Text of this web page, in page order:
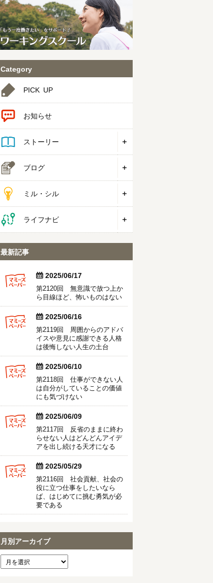
Category
PICK UP
お知らせ
ストーリー
ブログ
ミル・シル
ライフナビ
最新記事
  2025/06/17
第2120回 無意識で放つ上か
ら目線ほど、怖いものはない
  2025/06/16
第2119回 周囲からのアドバ
イスや意見に感謝できる人格
は後悔しない人生の土台
  2025/06/10
第2118回 仕事ができない人
は自分がしていることの価値
にも気づけない
  2025/06/09
第2117回 反省のままに終わ
らせない人はどんどんアイデ
アを出し続ける天才になる
  2025/05/29
第2116回 社会貢献、社会の
役に立つ仕事をしたいなら
ば、はじめてに挑む勇気が必
要である
月別アーカイブ